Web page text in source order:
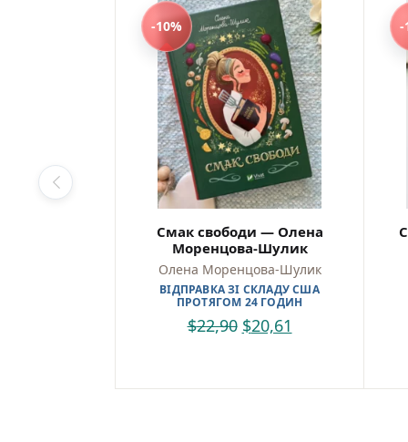
-10%
Смак свободи — Олена
Моренцова-Шулик
Олена Моренцова-Шулик
ВІДПРАВКА ЗІ СКЛАДУ США
ПРОТЯГОМ 24 ГОДИН
$22,90 $20,61
-